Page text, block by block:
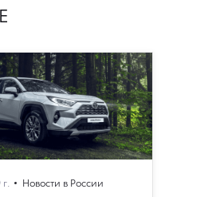
Новости в России